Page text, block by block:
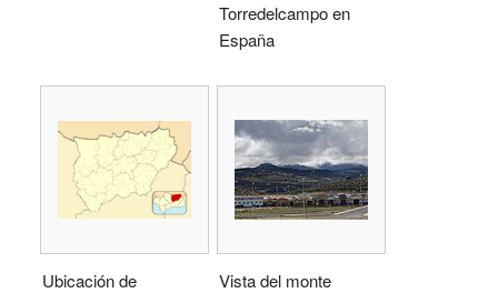
Torredelcampo en
España
Ubicación de
Vista del monte